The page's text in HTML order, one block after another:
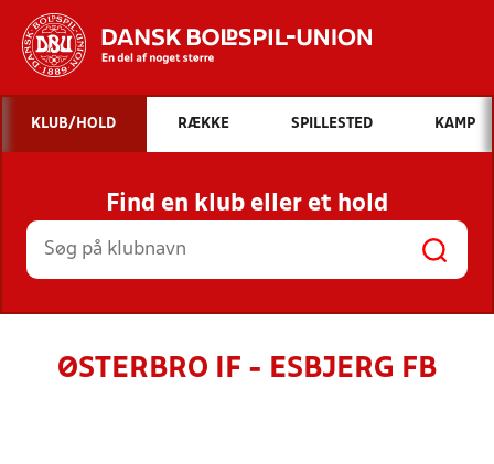
Hvad vil du søge efter?
INDHOLD OG NYHEDER
STILLINGER, RESULTATER, KLUBBER OG
HOLD
KLUB/HOLD RÆKKE SPILLESTED KAMP
Find en klub eller et hold
ØSTERBRO IF - ESBJERG FB